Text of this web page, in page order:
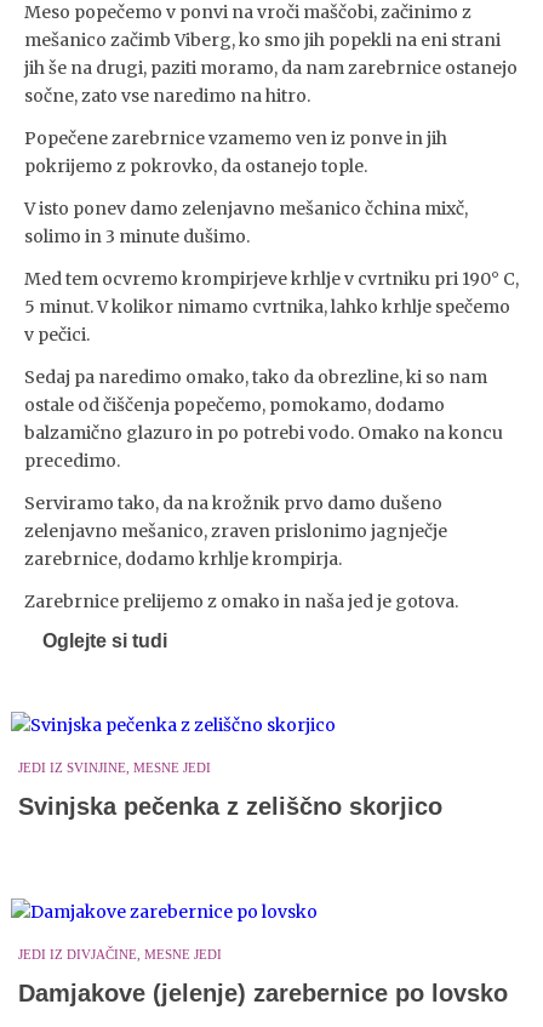
Meso popečemo v ponvi na vroči maščobi, začinimo z
mešanico začimb Viberg, ko smo jih popekli na eni strani
jih še na drugi, paziti moramo, da nam zarebrnice ostanejo
sočne, zato vse naredimo na hitro.
Popečene zarebrnice vzamemo ven iz ponve in jih
pokrijemo z pokrovko, da ostanejo tople.
V isto ponev damo zelenjavno mešanico čchina mixč,
solimo in 3 minute dušimo.
Med tem ocvremo krompirjeve krhlje v cvrtniku pri 190° C,
5 minut. V kolikor nimamo cvrtnika, lahko krhlje spečemo
v pečici.
Sedaj pa naredimo omako, tako da obrezline, ki so nam
ostale od čiščenja popečemo, pomokamo, dodamo
balzamično glazuro in po potrebi vodo. Omako na koncu
precedimo.
Serviramo tako, da na krožnik prvo damo dušeno
zelenjavno mešanico, zraven prislonimo jagnječje
zarebrnice, dodamo krhlje krompirja.
Zarebrnice prelijemo z omako in naša jed je gotova.
Oglejte si tudi
JEDI IZ SVINJINE, MESNE JEDI
Svinjska pečenka z zeliščno skorjico
JEDI IZ DIVJAČINE, MESNE JEDI
Damjakove (jelenje) zarebernice po lovsko